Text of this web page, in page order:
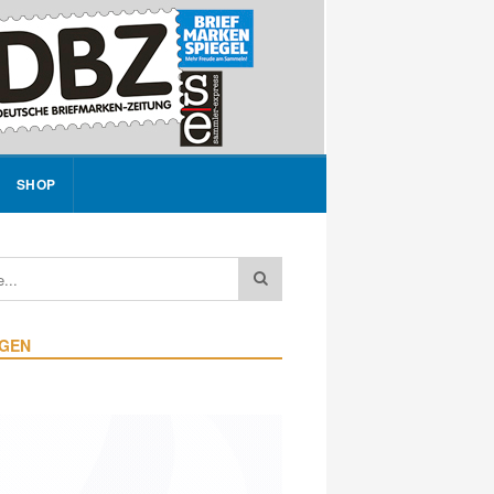
SHOP